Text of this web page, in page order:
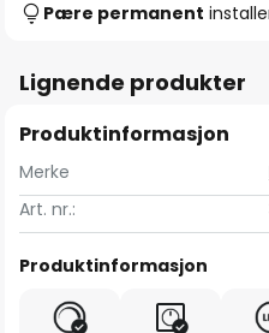
Pære permanent
Lignende produkter
Produktinformasjon
Merke
Art. nr.:
Produktinformasjon